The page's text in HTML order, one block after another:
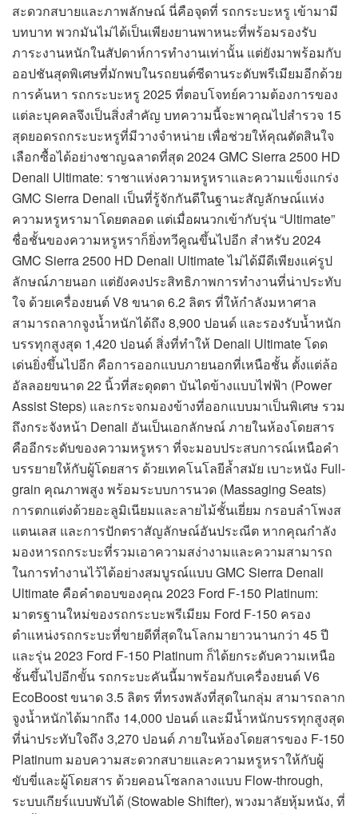
สะดวกสบายและภาพลักษณ์ นี่คือจุดที่ รถกระบะหรู เข้ามามี
บทบาท พวกมันไม่ได้เป็นเพียงยานพาหนะที่พร้อมรองรับ
ภาระงานหนักในสัปดาห์การทำงานเท่านั้น แต่ยังมาพร้อมกับ
ออปชันสุดพิเศษที่มักพบในรถยนต์ซีดานระดับพรีเมียมอีกด้วย
การค้นหา รถกระบะหรู 2025 ที่ตอบโจทย์ความต้องการของ
แต่ละบุคคลจึงเป็นสิ่งสำคัญ บทความนี้จะพาคุณไปสำรวจ 15
สุดยอดรถกระบะหรูที่มีวางจำหน่าย เพื่อช่วยให้คุณตัดสินใจ
เลือกซื้อได้อย่างชาญฉลาดที่สุด 2024 GMC Sierra 2500 HD
Denali Ultimate: ราชาแห่งความหรูหราและความแข็งแกร่ง
GMC Sierra Denali เป็นที่รู้จักกันดีในฐานะสัญลักษณ์แห่ง
ความหรูหรามาโดยตลอด แต่เมื่อผนวกเข้ากับรุ่น “Ultimate”
ชื่อชั้นของความหรูหราก็ยิ่งทวีคูณขึ้นไปอีก สำหรับ 2024
GMC Sierra 2500 HD Denali Ultimate ไม่ได้มีดีเพียงแค่รูป
ลักษณ์ภายนอก แต่ยังคงประสิทธิภาพการทำงานที่น่าประทับ
ใจ ด้วยเครื่องยนต์ V8 ขนาด 6.2 ลิตร ที่ให้กำลังมหาศาล
สามารถลากจูงน้ำหนักได้ถึง 8,900 ปอนด์ และรองรับน้ำหนัก
บรรทุกสูงสุด 1,420 ปอนด์ สิ่งที่ทำให้ Denali Ultimate โดด
เด่นยิ่งขึ้นไปอีก คือการออกแบบภายนอกที่เหนือชั้น ตั้งแต่ล้อ
อัลลอยขนาด 22 นิ้วที่สะดุดตา บันไดข้างแบบไฟฟ้า (Power
Assist Steps) และกระจกมองข้างที่ออกแบบมาเป็นพิเศษ รวม
ถึงกระจังหน้า Denali อันเป็นเอกลักษณ์ ภายในห้องโดยสาร
คืออีกระดับของความหรูหรา ที่จะมอบประสบการณ์เหนือคำ
บรรยายให้กับผู้โดยสาร ด้วยเทคโนโลยีล้ำสมัย เบาะหนัง Full-
grain คุณภาพสูง พร้อมระบบการนวด (Massaging Seats)
การตกแต่งด้วยอะลูมิเนียมและลายไม้ชั้นเยี่ยม กรอบลำโพงส
แตนเลส และการปักตราสัญลักษณ์อันประณีต หากคุณกำลัง
มองหารถกระบะที่รวมเอาความสง่างามและความสามารถ
ในการทำงานไว้ได้อย่างสมบูรณ์แบบ GMC Sierra Denali
Ultimate คือคำตอบของคุณ 2023 Ford F-150 Platinum:
มาตรฐานใหม่ของรถกระบะพรีเมียม Ford F-150 ครอง
ตำแหน่งรถกระบะที่ขายดีที่สุดในโลกมายาวนานกว่า 45 ปี
และรุ่น 2023 Ford F-150 Platinum ก็ได้ยกระดับความเหนือ
ชั้นขึ้นไปอีกขั้น รถกระบะคันนี้มาพร้อมกับเครื่องยนต์ V6
EcoBoost ขนาด 3.5 ลิตร ที่ทรงพลังที่สุดในกลุ่ม สามารถลาก
จูงน้ำหนักได้มากถึง 14,000 ปอนด์ และมีน้ำหนักบรรทุกสูงสุด
ที่น่าประทับใจถึง 3,270 ปอนด์ ภายในห้องโดยสารของ F-150
Platinum มอบความสะดวกสบายและความหรูหราให้กับผู้
ขับขี่และผู้โดยสาร ด้วยคอนโซลกลางแบบ Flow-through,
ระบบเกียร์แบบพับได้ (Stowable Shifter), พวงมาลัยหุ้มหนัง, ที่